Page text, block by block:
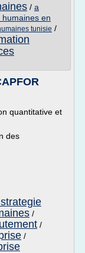
/ a
en
tunisie /
quantitative et
des
/
/
/